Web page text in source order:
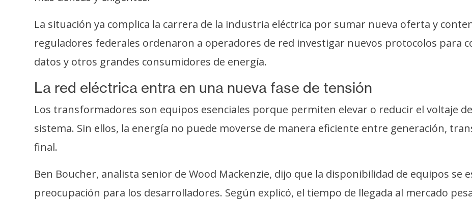
t
o
P
b
c
i
a
d
La situación ya complica la carrera de la industria eléctrica por sumar nueva oferta y
reguladores federales ordenaron a operadores de red investigar nuevos protocolos para
datos y otros grandes consumidores de energía.
La red eléctrica entra en una nueva fase de tensión
Los transformadores son equipos esenciales porque permiten elevar o reducir el voltaje
sistema. Sin ellos, la energía no puede moverse de manera eficiente entre generación,
final.
Ben Boucher, analista senior de Wood Mackenzie, dijo que la disponibilidad de equipos se
preocupación para los desarrolladores. Según explicó, el tiempo de llegada al mercado